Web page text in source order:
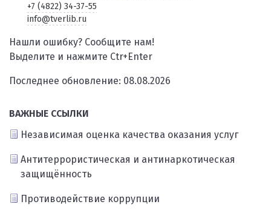
+7 (4822) 34-37-55
info@tverlib.ru
Нашли ошибку? Сообщите нам!
Выделите и нажмите Ctr+Enter
Последнее обновление: 08.08.2026
ВАЖНЫЕ ССЫЛКИ
Независимая оценка качества оказания услуг
Антитеррористическая и антинаркотическая
защищённость
Противодействие коррупции